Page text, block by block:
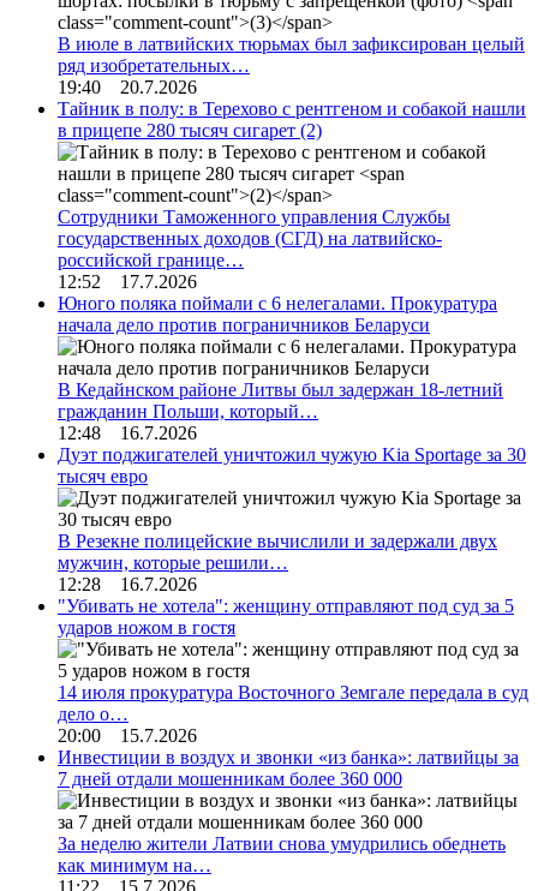
В июле в латвийских тюрьмах был зафиксирован целый
ряд изобретательных…
19:40 20.7.2026
Тайник в полу: в Терехово с рентгеном и собакой нашли
в прицепе 280 тысяч сигарет (2)
Сотрудники Таможенного управления Службы
государственных доходов (СГД) на латвийско-
российской границе…
12:52 17.7.2026
Юного поляка поймали с 6 нелегалами. Прокуратура
начала дело против пограничников Беларуси
В Кедайнском районе Литвы был задержан 18-летний
гражданин Польши, который…
12:48 16.7.2026
Дуэт поджигателей уничтожил чужую Kia Sportage за 30
тысяч евро
В Резекне полицейские вычислили и задержали двух
мужчин, которые решили…
12:28 16.7.2026
"Убивать не хотела": женщину отправляют под суд за 5
ударов ножом в гостя
14 июля прокуратура Восточного Земгале передала в суд
дело о…
20:00 15.7.2026
Инвестиции в воздух и звонки «из банка»: латвийцы за
7 дней отдали мошенникам более 360 000
За неделю жители Латвии снова умудрились обеднеть
как минимум на…
11:22 15.7.2026